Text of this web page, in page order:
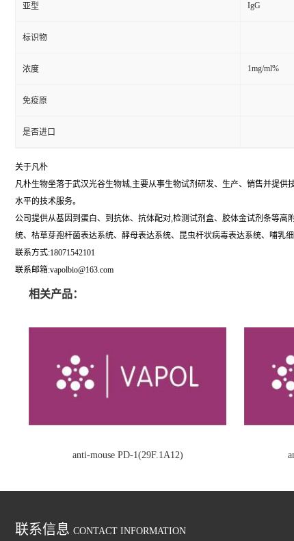
亚型 IgG
标识物
浓度 1mg/ml%
免疫原
是否进口
关于凡朴
凡朴生物坐落于武汉光谷生物城,主要从事生物试剂研发、生产、销售并提
水平的技术服务。
公司提供从基因到蛋白、到抗体、抗体配对,检测试剂盒、胶体金试剂条等高
统、枯草芽孢杆菌表达系统、酵母表达系统、昆虫杆状病毒表达系统、哺乳
联系方式:18071542101
联系邮箱:vapolbio@163.com
相关产品：
anti-mouse PD-1(29F.1A12)
联系信息 CONTACT INFORMATION